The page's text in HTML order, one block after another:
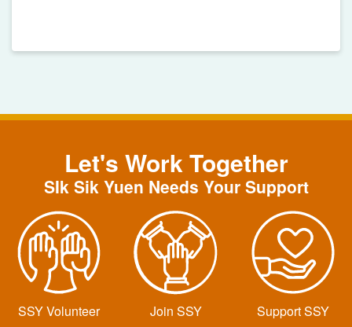
Let's Work Together
SIk Sik Yuen Needs Your Support
SSY Volunteer Join SSY Support SSY